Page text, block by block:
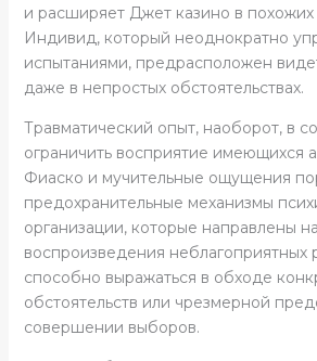
и расширяет Джет казино в похожих
Индивид, который неоднократно
испытаниями, предрасположен
даже в непростых обстоятельствах.
Травматический опыт, наоборот, в
ограничить восприятие имеющихся
Фиаско и мучительные ощущения
предохранительные механизмы
организации, которые направлены
воспроизведения неблагоприятных
способно выражаться в обходе
обстоятельств или чрезмерной
совершении выборов.